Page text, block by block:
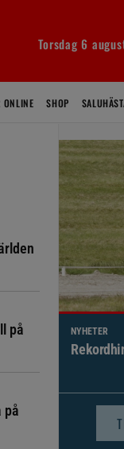
Torsdag 6
ONLINE SHOP
på
på
NYHETER
Brett